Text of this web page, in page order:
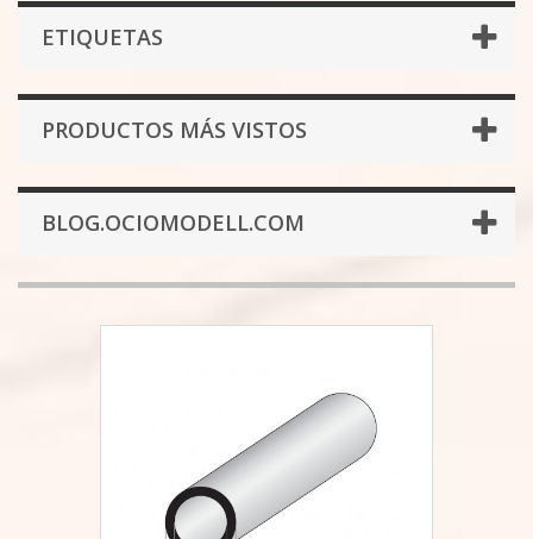
ETIQUETAS
PRODUCTOS MÁS VISTOS
BLOG.OCIOMODELL.COM